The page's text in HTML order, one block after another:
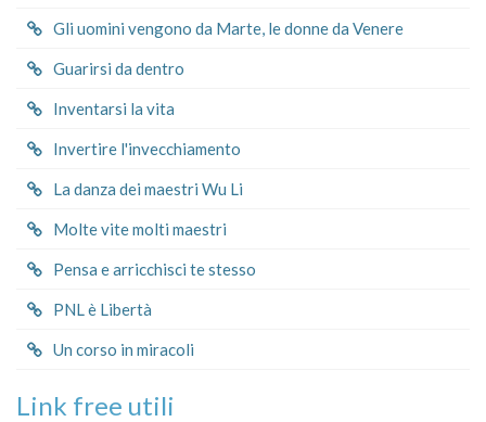
Gli uomini vengono da Marte, le donne da Venere
Guarirsi da dentro
Inventarsi la vita
Invertire l'invecchiamento
La danza dei maestri Wu Li
Molte vite molti maestri
Pensa e arricchisci te stesso
PNL è Libertà
Un corso in miracoli
Link free utili